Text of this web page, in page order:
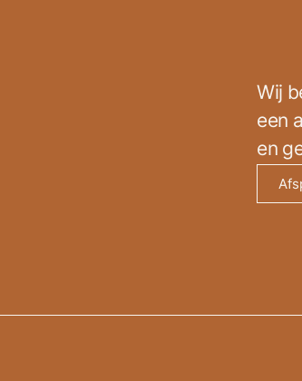
Wij
een
en